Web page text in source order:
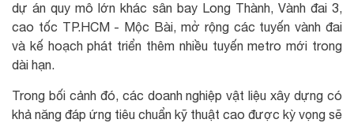
dự án quy mô lớn khác sân bay Long Thành, Vành đai 3,
cao tốc TP.HCM - Mộc Bài, mở rộng các tuyến vành đai
và kế hoạch phát triển thêm nhiều tuyến metro mới trong
dài hạn.
Trong bối cảnh đó, các doanh nghiệp vật liệu xây dựng có
khả năng đáp ứng tiêu chuẩn kỹ thuật cao được kỳ vọng sẽ